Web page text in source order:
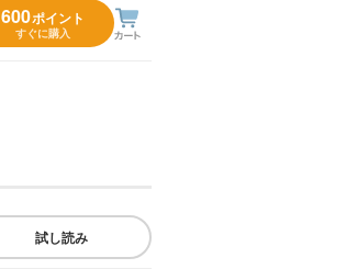
600ポイント
すぐに購入
試し読み